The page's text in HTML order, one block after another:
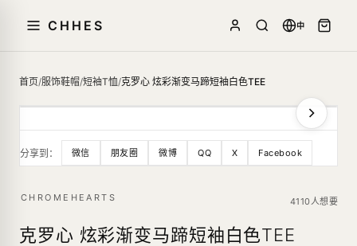
CHHES 中
首页/服饰鞋帽/短袖T恤/克罗心 炫彩渐变马蹄短袖白色TEE
分享到： 微信 朋友圈 微博 QQ X Facebook
CHROMEHEARTS 4110人想要
克罗心 炫彩渐变马蹄短袖白色TEE